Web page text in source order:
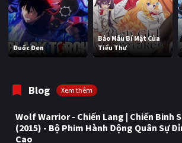
Đuốc Đen
Bảo Mẫu Bí Mật Của
Tiểu Thư
Blog Xem thêm
Wolf Warrior - Chiến Lang | Chiến Binh
(2015) - Bộ Phim Hành Động Quân Sự
Cao